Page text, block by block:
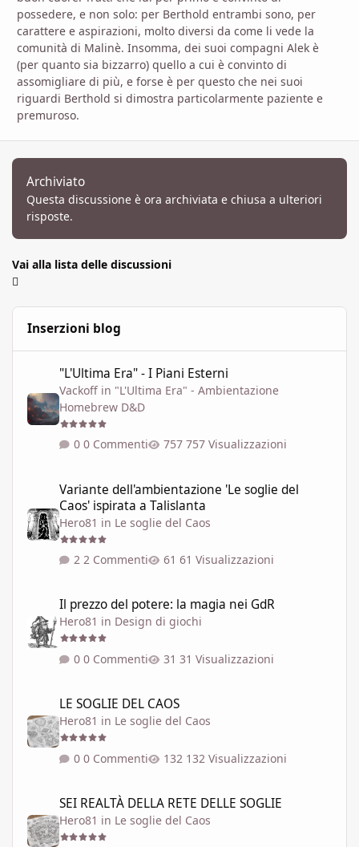
possedere, e non solo: per Berthold entrambi sono, per
carattere e aspirazioni, molto diversi da come li vede la
comunità di Malinè. Insomma, dei suoi compagni Alek è
(per quanto sia bizzarro) quello a cui è convinto di
assomigliare di più, e forse è per questo che nei suoi
riguardi Berthold si dimostra particolarmente paziente e
premuroso.
Archiviato
Questa discussione è ora archiviata e chiusa a ulteriori
risposte.
Vai alla lista delle discussioni
Inserzioni blog
"L'Ultima Era" - I Piani Esterni
Vackoff in "L'Ultima Era" - Ambientazione
Homebrew D&D
0 Commenti 757 Visualizzazioni
Variante dell'ambientazione 'Le soglie del
Caos' ispirata a Talislanta
Hero81 in Le soglie del Caos
2 Commenti 61 Visualizzazioni
Il prezzo del potere: la magia nei GdR
Hero81 in Design di giochi
0 Commenti 31 Visualizzazioni
LE SOGLIE DEL CAOS
Hero81 in Le soglie del Caos
0 Commenti 132 Visualizzazioni
SEI REALTÀ DELLA RETE DELLE SOGLIE
Hero81 in Le soglie del Caos